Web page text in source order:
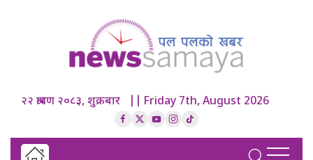
२२ श्रावण २०८३, शुक्रबार || Friday 7th, August 2026